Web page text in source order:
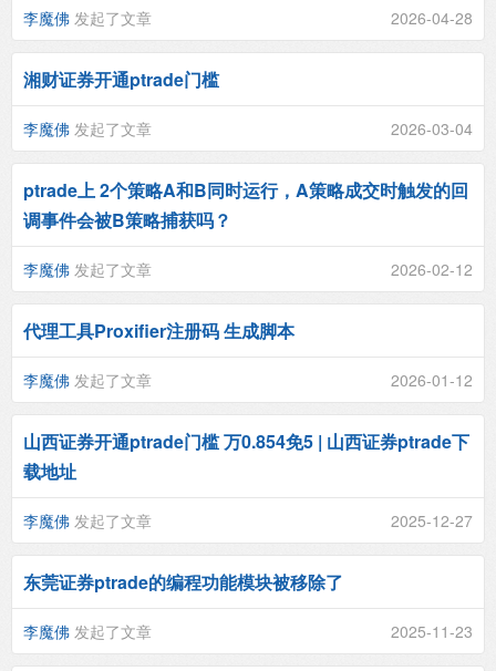
李魔佛 发起了文章 2026-04-28
湘财证券开通ptrade门槛
李魔佛 发起了文章 2026-03-04
ptrade上 2个策略A和B同时运行，A策略成交时触发的回
调事件会被B策略捕获吗？
李魔佛 发起了文章 2026-02-12
代理工具Proxifier注册码 生成脚本
李魔佛 发起了文章 2026-01-12
山西证券开通ptrade门槛 万0.854免5 | 山西证券ptrade下
载地址
李魔佛 发起了文章 2025-12-27
东莞证券ptrade的编程功能模块被移除了
李魔佛 发起了文章 2025-11-23